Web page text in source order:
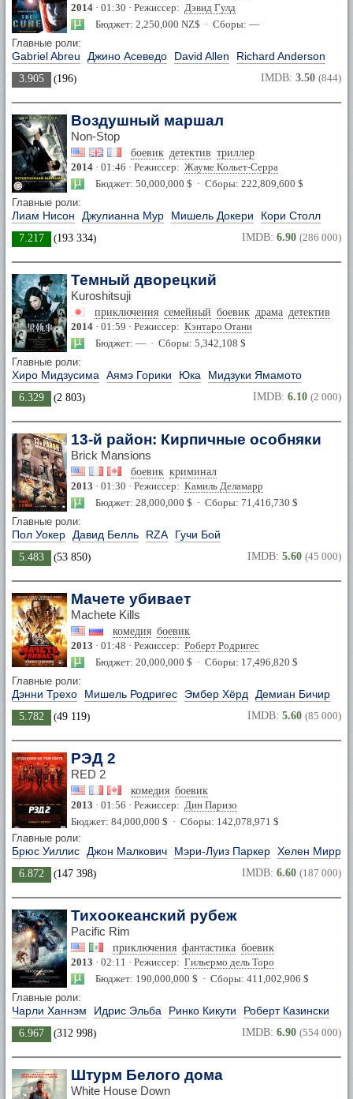
2014 · 01:30 · Режиссер: Дэвид Гулд
Бюджет: 2,250,000 NZ$ · Сборы: —
Главные роли:
Gabriel Abreu Джино Асеведо David Allen Richard Anderson
3.905 (196) IMDB: 3.50 (844)
Воздушный маршал
Non-Stop
боевик детектив триллер
2014 · 01:46 · Режиссер: Жауме Кольет-Серра
Бюджет: 50,000,000 $ · Сборы: 222,809,600 $
Главные роли:
Лиам Нисон Джулианна Мур Мишель Докери Кори Столл
7.217 (193 334) IMDB: 6.90 (286 000)
Темный дворецкий
Kuroshitsuji
приключения семейный боевик драма детектив
2014 · 01:59 · Режиссер: Кэнтаро Отани
Бюджет: — · Сборы: 5,342,108 $
Главные роли:
Хиро Мидзусима Аямэ Горики Юка Мидзуки Ямамото
6.329 (2 803) IMDB: 6.10 (2 000)
13-й район: Кирпичные особняки
Brick Mansions
боевик криминал
2013 · 01:30 · Режиссер: Камиль Деламарр
Бюджет: 28,000,000 $ · Сборы: 71,416,730 $
Главные роли:
Пол Уокер Давид Белль RZA Гучи Бой
5.483 (53 850) IMDB: 5.60 (45 000)
Мачете убивает
Machete Kills
комедия боевик
2013 · 01:48 · Режиссер: Роберт Родригес
Бюджет: 20,000,000 $ · Сборы: 17,496,820 $
Главные роли:
Дэнни Трехо Мишель Родригес Эмбер Хёрд Демиан Бичир
5.782 (49 119) IMDB: 5.60 (85 000)
РЭД 2
RED 2
комедия боевик
2013 · 01:56 · Режиссер: Дин Паризо
Бюджет: 84,000,000 $ · Сборы: 142,078,971 $
Главные роли:
Брюс Уиллис Джон Малкович Мэри-Луиз Паркер Хелен Миррен
6.872 (147 398) IMDB: 6.60 (187 000)
Тихоокеанский рубеж
Pacific Rim
приключения фантастика боевик
2013 · 02:11 · Режиссер: Гильермо дель Торо
Бюджет: 190,000,000 $ · Сборы: 411,002,906 $
Главные роли:
Чарли Ханнэм Идрис Эльба Ринко Кикути Роберт Казински
6.967 (312 998) IMDB: 6.90 (554 000)
Штурм Белого дома
White House Down